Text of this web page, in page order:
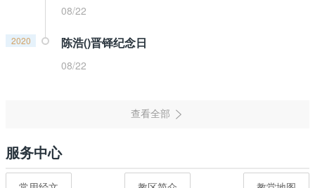
08/22
2020 陈浩()晋铎纪念日
08/22
服务中心